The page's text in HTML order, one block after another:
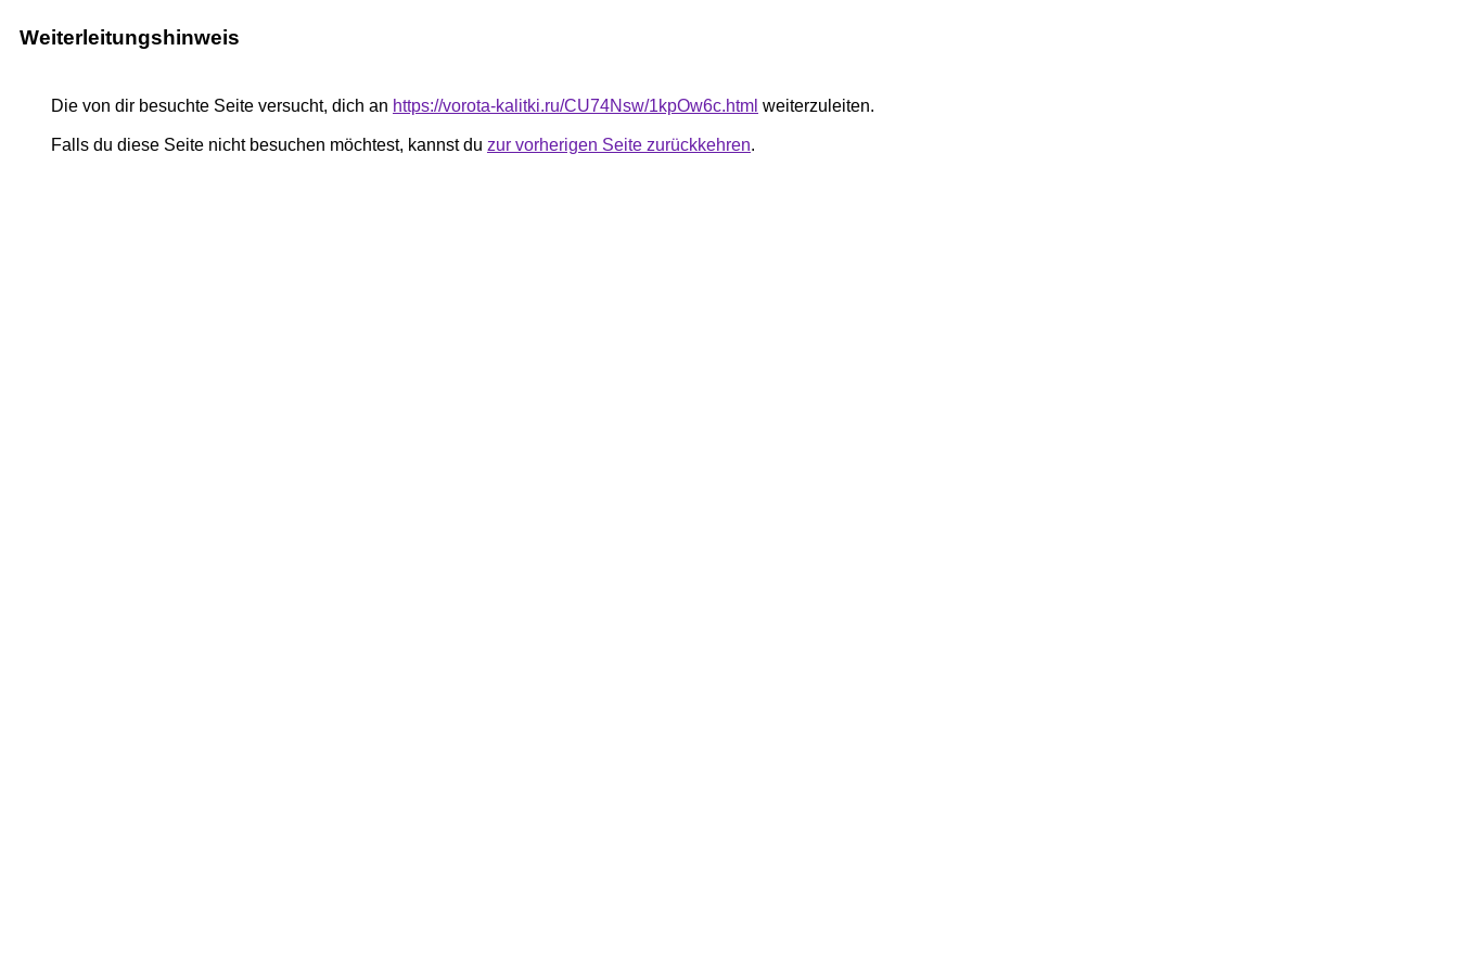
Weiterleitungshinweis
Die von dir besuchte Seite versucht, dich an https://vorota-kalitki.ru/CU74Nsw/1kpOw6c.html weiterzuleiten.
Falls du diese Seite nicht besuchen möchtest, kannst du zur vorherigen Seite zurückkehren.